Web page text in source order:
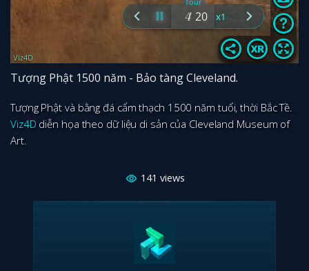
Tượng Phật 1500 năm - Bảo tàng Cleveland.
Tượng Phật và bằng đá cẩm thạch 1500 năm tuổi, thời Bắc Tề.
Viz4D diễn họa theo dữ liệu di sản của Cleveland Museum of
Art.
141 views